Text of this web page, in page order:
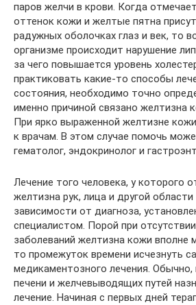
паров желчи в крови. Когда
оттенок кожи и желтые пятна
радужных оболочках глаз и век, то
организме происходит нарушение
за чего повышается уровень
практиковать какие-то способы
состояния, необходимо точно
именно причиной связано желтизна
При ярко выраженной желтизне
к врачам. В этом случае помочь
гематолог, эндокринолог и
Лечение того человека, у которого
желтизна рук, лица и другой
зависимости от диагноза,
специалистом. Порой при
заболеваний желтизна кожи вполне
то промежуток времени исчезнуть
медикаментозного лечения. Обычно,
печени и желчевыводящих путей
лечение. Начиная с первых дней